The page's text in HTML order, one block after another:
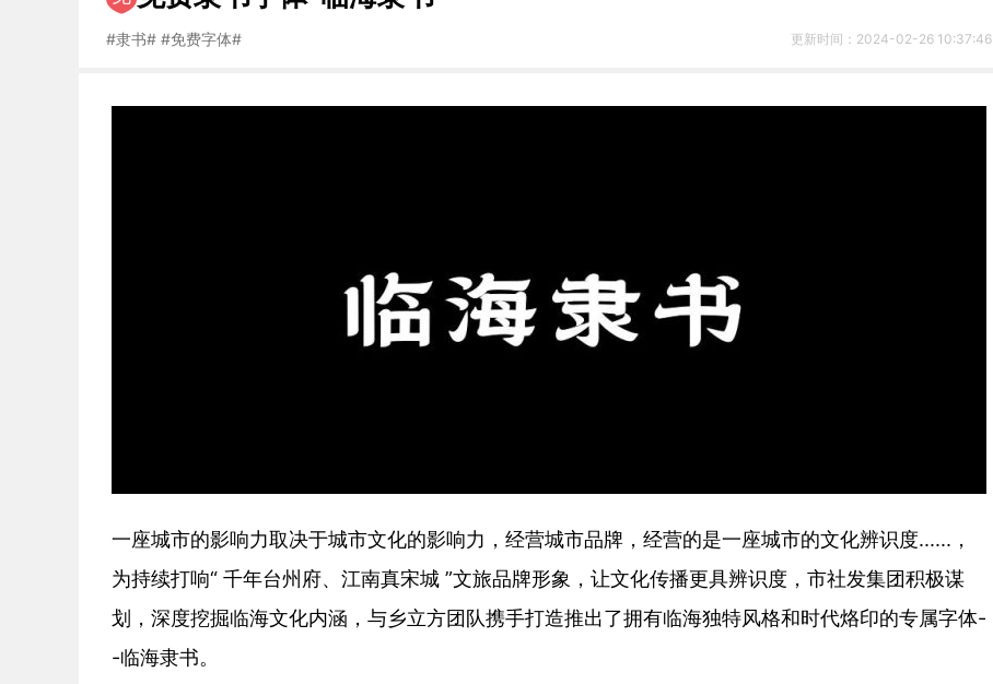
#隶书# #免费字体# 更新时间：2024-02-26 10:37:46
一座城市的影响力取决于城市文化的影响力，经营城市品牌，经营的是一座城市的文化辨识度......，
为持续打响“ 千年台州府、江南真宋城 ”文旅品牌形象，让文化传播更具辨识度，市社发集团积极谋
划，深度挖掘临海文化内涵，与乡立方团队携手打造推出了拥有临海独特风格和时代烙印的专属字体-
-临海隶书。